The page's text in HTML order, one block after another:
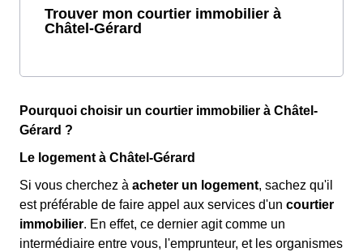
Trouver mon courtier immobilier à
Châtel-Gérard
Pourquoi choisir un courtier immobilier à Châtel-
Gérard ?
Le logement à Châtel-Gérard
Si vous cherchez à acheter un logement, sachez qu'il
est préférable de faire appel aux services d'un courtier
immobilier. En effet, ce dernier agit comme un
intermédiaire entre vous, l'emprunteur, et les organismes